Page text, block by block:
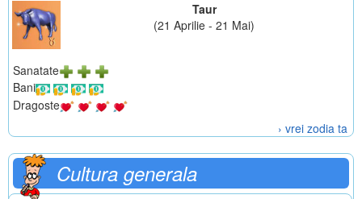
Taur
(21 Aprilie - 21 Mai)
Sanatate
Bani
Dragoste
› vrei zodia ta
Cultura generala